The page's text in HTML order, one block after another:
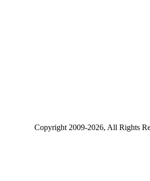
Copyright 2009-2026, All Rights